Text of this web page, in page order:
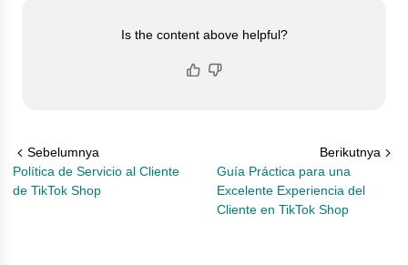
Is the content above helpful?
Sebelumnya
Política de Servicio al Cliente
de TikTok Shop
Berikutnya
Guía Práctica para una
Excelente Experiencia del
Cliente en TikTok Shop